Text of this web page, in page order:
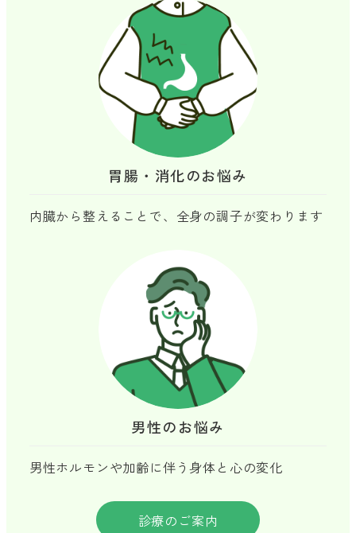
胃腸・消化のお悩み
内臓から整えることで、全身の調子が変わります
男性のお悩み
男性ホルモンや加齢に伴う身体と心の変化
診療のご案内